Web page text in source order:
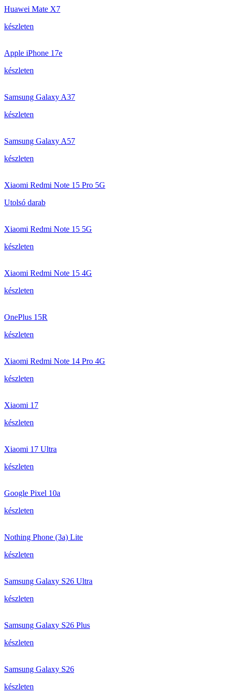
Huawei Mate X7
készleten
Apple iPhone 17e
készleten
Samsung Galaxy A37
készleten
Samsung Galaxy A57
készleten
Xiaomi Redmi Note 15 Pro 5G
Utolsó darab
Xiaomi Redmi Note 15 5G
készleten
Xiaomi Redmi Note 15 4G
készleten
OnePlus 15R
készleten
Xiaomi Redmi Note 14 Pro 4G
készleten
Xiaomi 17
készleten
Xiaomi 17 Ultra
készleten
Google Pixel 10a
készleten
Nothing Phone (3a) Lite
készleten
Samsung Galaxy S26 Ultra
készleten
Samsung Galaxy S26 Plus
készleten
Samsung Galaxy S26
készleten